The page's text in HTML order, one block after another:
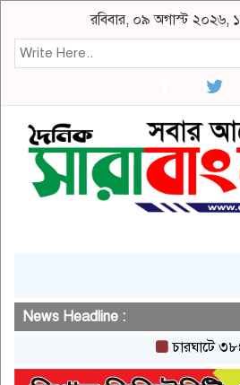
রবিবার, ০৯ অগাস্ট ২০২৬,
News Headline :
চারঘাটে ৩৮৪